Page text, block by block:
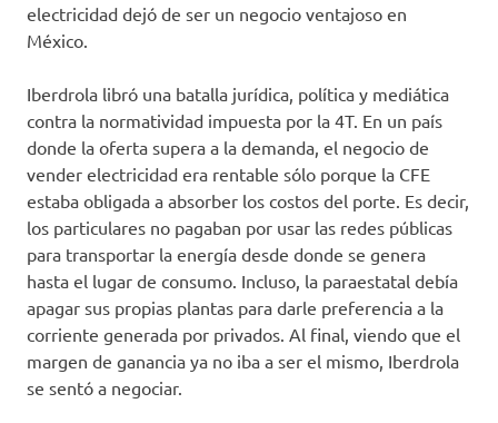
electricidad dejó de ser un negocio ventajoso en
México.
Iberdrola libró una batalla jurídica, política y mediática
contra la normatividad impuesta por la 4T. En un país
donde la oferta supera a la demanda, el negocio de
vender electricidad era rentable sólo porque la CFE
estaba obligada a absorber los costos del porte. Es decir,
los particulares no pagaban por usar las redes públicas
para transportar la energía desde donde se genera
hasta el lugar de consumo. Incluso, la paraestatal debía
apagar sus propias plantas para darle preferencia a la
corriente generada por privados. Al final, viendo que el
margen de ganancia ya no iba a ser el mismo, Iberdrola
se sentó a negociar.